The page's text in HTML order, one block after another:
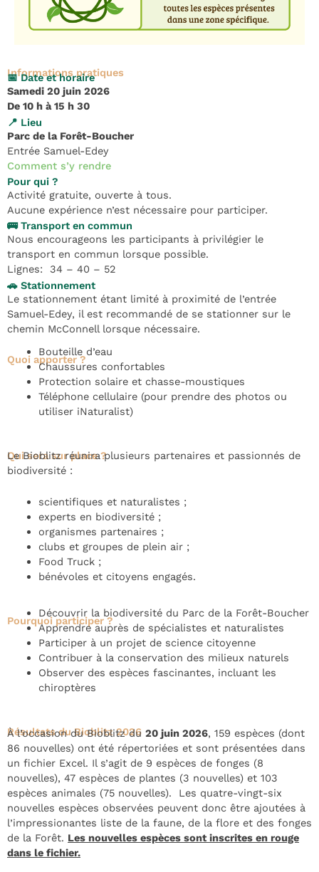
Informations pratiques
📅 Date et horaire
Samedi 20 juin 2026
De 10 h à 15 h 30
📍 Lieu
Parc de la Forêt-Boucher
Entrée Samuel-Edey
Comment s’y rendre
Pour qui ?
Activité gratuite, ouverte à tous.
Aucune expérience n’est nécessaire pour participer.
🚌 Transport en commun
Nous encourageons les participants à privilégier le
transport en commun lorsque possible.
Lignes: 34 – 40 – 52
🚗 Stationnement
Le stationnement étant limité à proximité de l’entrée
Samuel-Edey, il est recommandé de se stationner sur le
chemin McConnell lorsque nécessaire.
Quoi apporter ?
Bouteille d’eau
Chaussures confortables
Protection solaire et chasse-moustiques
Téléphone cellulaire (pour prendre des photos ou
utiliser iNaturalist)
Qui sera sur place ?
Le Bioblitz réunira plusieurs partenaires et passionnés de
biodiversité :
scientifiques et naturalistes ;
experts en biodiversité ;
organismes partenaires ;
clubs et groupes de plein air ;
Food Truck ;
bénévoles et citoyens engagés.
Pourquoi participer ?
Découvrir la biodiversité du Parc de la Forêt-Boucher
Apprendre auprès de spécialistes et naturalistes
Participer à un projet de science citoyenne
Contribuer à la conservation des milieux naturels
Observer des espèces fascinantes, incluant les
chiroptères
Résultats du Bioblitz 2026
À l’occasion du Bioblitz du 20 juin 2026, 159 espèces (dont
86 nouvelles) ont été répertoriées et sont présentées dans
un fichier Excel. Il s’agit de 9 espèces de fonges (8
nouvelles), 47 espèces de plantes (3 nouvelles) et 103
espèces animales (75 nouvelles). Les quatre-vingt-six
nouvelles espèces observées peuvent donc être ajoutées à
l’impressionantes liste de la faune, de la flore et des fonges
de la Forêt. Les nouvelles espèces sont inscrites en rouge
dans le fichier.